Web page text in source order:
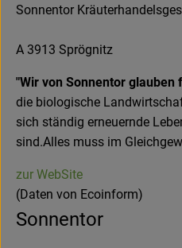
Sonnentor
A 3913 Sprögnitz
"Wir von Sonnentor
die biologische
sich ständig erneuernde
sind.Alles muss im
zur WebSite
(Daten von Ecoinform)
Sonnentor